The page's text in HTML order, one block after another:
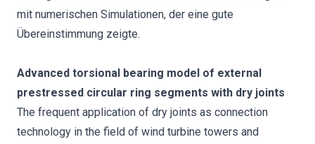
mit numerischen Simulationen, der eine gute
Übereinstimmung zeigte.
Advanced torsional bearing model of external
prestressed circular ring segments with dry joints
The frequent application of dry joints as connection
technology in the field of wind turbine towers and